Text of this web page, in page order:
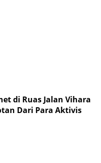
di Ruas Jalan Vihara
Dari Para Aktivis